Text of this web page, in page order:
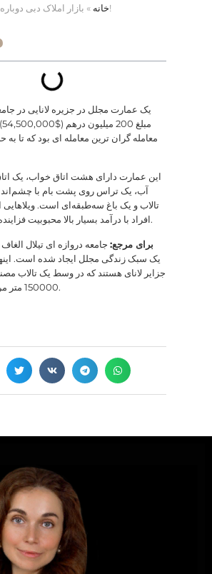
خانه » بازار املاک دبی دوباره رکورد می شکند!
یک عمارت مجلل در جزیره لانایی در
معامله گران ترین معامله ای بود که تا به
این عمارت دارای هشت اتاق خواب، یک
آب، یک تراس روی پشت بام با
تالاب و یک باغ سه‌طبقه‌ای است. ویلاهایی
افراد با درآمد بسیار بالا محبوبیت فزاینده ای پیدا می کنند.
برای مرجع: جامعه دروازه ای تیلال
جزایر لانای هستند که در وسط یک تالاب
150000 متر مربع واقع شده اند.